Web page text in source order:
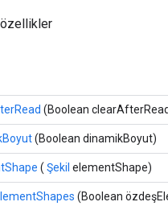
(Boolean
(Boolean dinamikBoyut)
( Şekil elementShape)
(Boolean